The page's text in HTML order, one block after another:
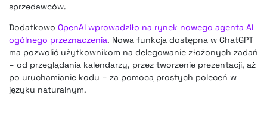
sprzedawców.
Dodatkowo OpenAI wprowadziło na rynek nowego agenta AI
ogólnego przeznaczenia. Nowa funkcja dostępna w ChatGPT
ma pozwolić użytkownikom na delegowanie złożonych zadań
– od przeglądania kalendarzy, przez tworzenie prezentacji, aż
po uruchamianie kodu – za pomocą prostych poleceń w
języku naturalnym.